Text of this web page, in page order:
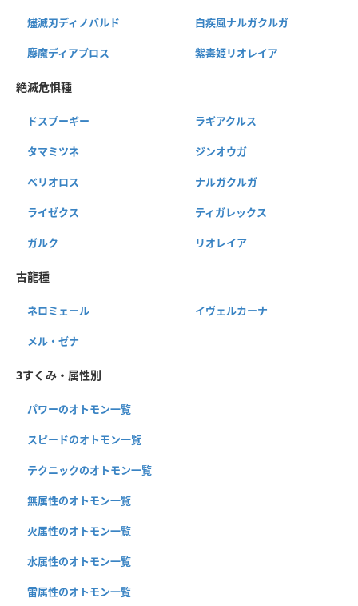
燼滅刃ディノバルド 白疾風ナルガクルガ
鏖魔ディアブロス 紫毒姫リオレイア
絶滅危惧種
ドスプーギー ラギアクルス
タマミツネ ジンオウガ
ベリオロス ナルガクルガ
ライゼクス ティガレックス
ガルク リオレイア
古龍種
ネロミェール イヴェルカーナ
メル・ゼナ
3すくみ・属性別
パワーのオトモン一覧
スピードのオトモン一覧
テクニックのオトモン一覧
無属性のオトモン一覧
火属性のオトモン一覧
水属性のオトモン一覧
雷属性のオトモン一覧